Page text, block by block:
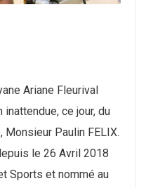
Ariane Fleurival
ce jour, du
Monsieur Paulin FELIX.
le 26 Avril 2018
Sports et nommé au